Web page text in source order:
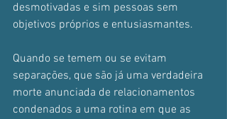
desmotivadas e sim pessoas sem
objetivos próprios e entusiasmantes.
Quando se temem ou se evitam
separações, que são já uma verdadeira
morte anunciada de relacionamentos
condenados a uma rotina em que as